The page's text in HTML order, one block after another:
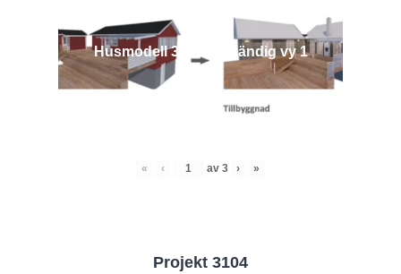
Husmodell 3442 - Utvändig vy 1
« ‹ av 3 › »
Projekt 3104